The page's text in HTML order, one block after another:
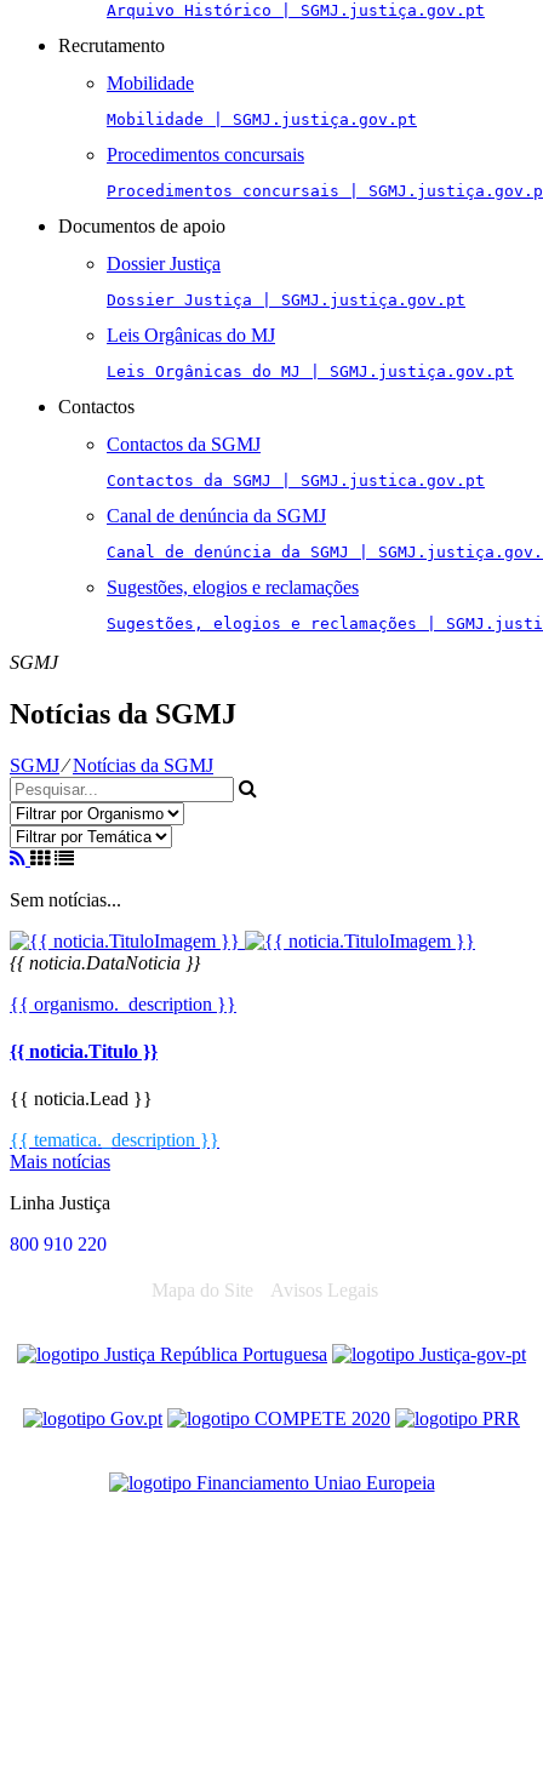
Arquivo Histórico | SGMJ.justiça.gov.pt
Recrutamento
Mobilidade
Mobilidade | SGMJ.justiça.gov.pt
Procedimentos concursais
Procedimentos concursais |
Documentos de apoio
Dossier Justiça
Dossier Justiça | SGMJ.justiça.gov.pt
Leis Orgânicas do MJ
Leis Orgânicas do MJ | SGMJ.justiça.gov.pt
Contactos
Contactos da SGMJ
Contactos da SGMJ | SGMJ.justica.gov.pt
Canal de denúncia da SGMJ
Canal de denúncia da SGMJ |
Sugestões, elogios e reclamações
Sugestões, elogios e reclamações |
SGMJ
Notícias da SGMJ
SGMJ⁄Notícias da SGMJ
Sem notícias...
{{ noticia.DataNoticia }}
{{ organismo._description }}
{{ noticia.Titulo }}
{{ noticia.Lead }}
{{ tematica._description }}
Mais notícias
Linha Justiça
800 910 220
Mapa do Site Avisos Legais